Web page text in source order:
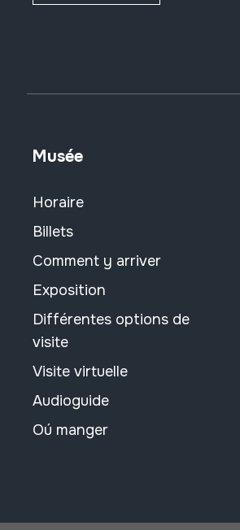
Musée
Horaire
Billets
Comment y arriver
Exposition
Différentes options de
visite
Visite virtuelle
Audioguide
Oú manger